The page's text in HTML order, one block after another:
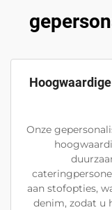
Onze
aan stofopties,
denim, zodat u